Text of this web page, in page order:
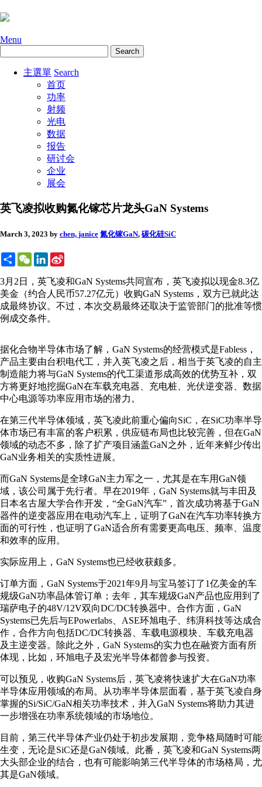
Menu
主選單 Search
首页
功率
射频
光电
数据
报告
研讨会
企业
展会
英飞凌拟收购氮化镓芯片龙头GaN Systems
March 3, 2023 by chen, janice 氮化镓GaN, 碳化硅SiC
ShareWeChatLinkedIn
3月2日，英飞凌和GaN Systems共同宣布，英飞凌拟以现金8.3亿
美金（约合人民币57.27亿元）收购GaN Systems，双方已就此达
成最终协议。不过，本次交易最终还取决于监管部门的批准等惯
例成交条件。
据化合物半导体市场了解，GaN Systems的经营模式是Fabless，
产品主要由台积电代工，并入英飞凌之后，相当于英飞凌的自主
制造能力将与GaN Systems的代工渠道形成高效的优势互补，双
方将更好地挖掘GaN在车载充电器、充电桩、光伏逆变器、数据
中心电源等功率应用市场的潜力。
在第三代半导体领域，英飞凌此前重心偏向SiC，在SiC功率半导
体市场已有丰富的客户积累，供应链布局也比较完善，但在GaN
领域的动态不多，除了扩产项目涵盖GaN之外，近年来鲜少传出
GaN业务相关的实质性进展。
而GaN Systems是全球GaN主力军之一，尤其是在车用GaN领
域，该公司属于先行者。早在2019年，GaN Systems就与丰田及
日本名古屋大学合作开发，“全GaN汽车”，首次成功将基于GaN
器件的逆变器应用在电动汽车上，证明了GaN在汽车功率转换方
面的可行性，也证明了GaN适合所有需要更高电压、频率、温度
和效率的应用。
实际应用上，GaN Systems也已经收获颇多。
订单方面，GaN Systems于2021年9月与宝马签订了1亿美金的车
规级GaN功率晶体管订单；去年，其车规级GaN产品也应用到了
瑞萨电子的48V/12V双向DC/DC转换器中。合作方面，GaN
Systems已先后与EPowerlabs、ASE环旭电子、纬湃科技等达成合
作，合作方向包括DC/DC转换器、车载电源模块、车载充电器
及主逆变器。除此之外，GaN Systems的实力也在融资方面有所
体现，比如，环旭电子及宏光半导体都曾参与投资。
可以预见，收购GaN Systems后，英飞凌将快速扩大在GaN功率
半导体应用领域的布局。从功率半导体层面看，基于英飞凌自身
掌握的Si/SiC/GaN相关功率技术，并入GaN Systems将助力其进
一步增强在功率系统领域的市场地位。
目前，第三代半导体产业仍处于初步发展期，竞争格局随时可能
生变，无论是SiC还是GaN领域。此番，英飞凌和GaN Systems两
大头部企业的结合，也有可能影响第三代半导体的市场格局，尤
其是GaN领域。